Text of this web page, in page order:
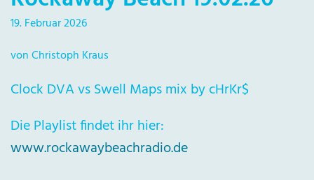
19. Februar 2026
von Christoph Kraus
Clock DVA vs Swell Maps mix by cHrKr$
Die Playlist findet ihr hier:
www.rockawaybeachradio.de